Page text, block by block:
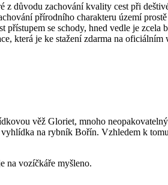
důvodu zachování kvality cest při
přírodního charakteru území
se schody, hned vedle je zcela
která je ke stažení zdarma na oficiálním
věž Gloriet, mnoho
na rybník Bořín. Vzhledem k
na vozíčkáře myšleno.